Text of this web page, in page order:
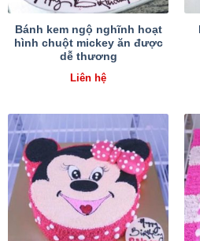
Bánh kem ngộ nghĩnh hoạt
hình chuột mickey ăn được
dễ thương
Liên hệ